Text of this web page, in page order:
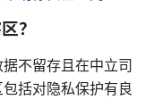
？
不留存且在中立司
括对隐私保护有良